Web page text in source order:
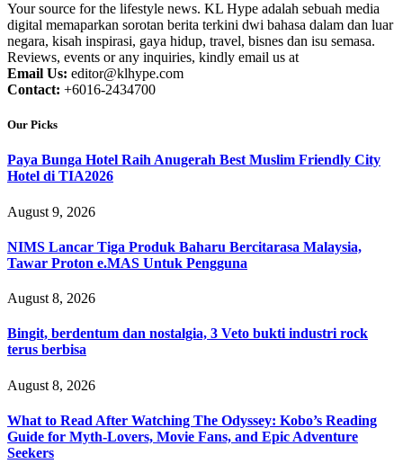
Your source for the lifestyle news. KL Hype adalah sebuah media
digital memaparkan sorotan berita terkini dwi bahasa dalam dan luar
negara, kisah inspirasi, gaya hidup, travel, bisnes dan isu semasa.
Reviews, events or any inquiries, kindly email us at
Email Us: editor@klhype.com
Contact: +6016-2434700
Our Picks
Paya Bunga Hotel Raih Anugerah Best Muslim Friendly City
Hotel di TIA2026
August 9, 2026
NIMS Lancar Tiga Produk Baharu Bercitarasa Malaysia,
Tawar Proton e.MAS Untuk Pengguna
August 8, 2026
Bingit, berdentum dan nostalgia, 3 Veto bukti industri rock
terus berbisa
August 8, 2026
What to Read After Watching The Odyssey: Kobo’s Reading
Guide for Myth-Lovers, Movie Fans, and Epic Adventure
Seekers